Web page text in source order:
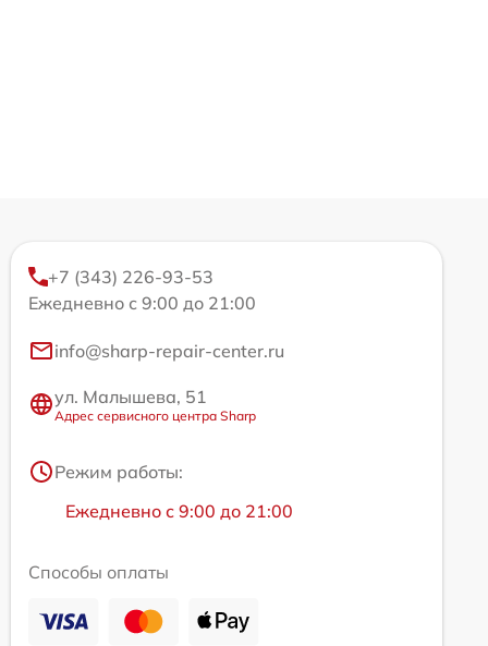
+7 (343) 226-93-53
Ежедневно с 9:00 до 21:00
info@sharp-repair-center.ru
ул. Малышева, 51
Адрес сервисного центра Sharp
Режим работы:
Ежедневно с 9:00 до 21:00
Способы оплаты